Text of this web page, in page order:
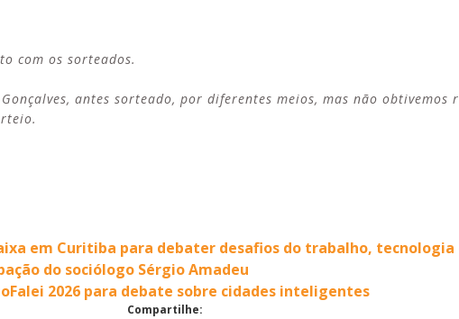
com os sorteados.
antes sorteado, por diferentes meios, mas não obtivemos
em Curitiba para debater desafios do trabalho, tecnologia
do sociólogo Sérgio Amadeu
2026 para debate sobre cidades inteligentes
Compartilhe: